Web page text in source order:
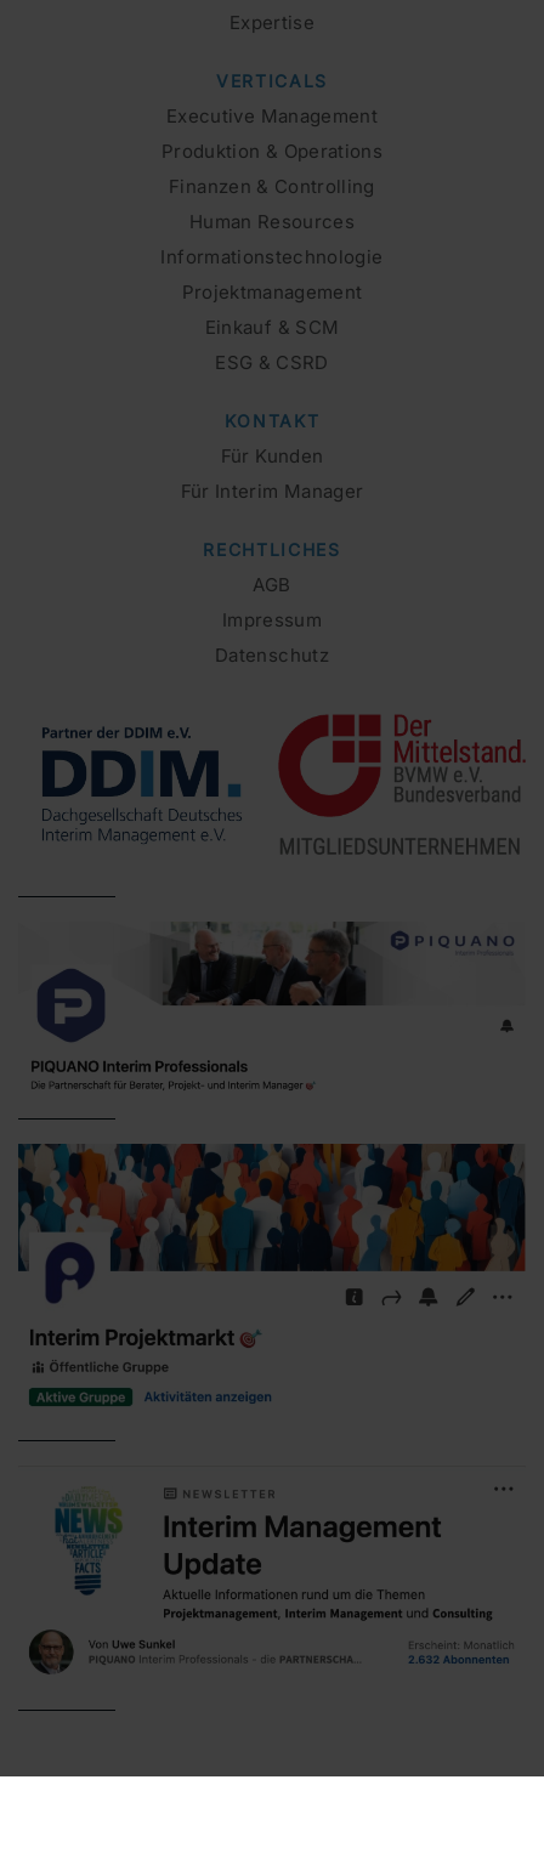
Expertise
VERTICALS
Executive Management
Produktion & Operations
Finanzen & Controlling
Human Resources
Informationstechnologie
Projektmanagement
Einkauf & SCM
ESG & CSRD
KONTAKT
Für Kunden
Für Interim Manager
RECHTLICHES
AGB
Impressum
Datenschutz